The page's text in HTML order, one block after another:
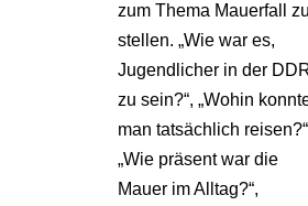
zum Thema Mauerfall zu
stellen. „Wie war es,
Jugendlicher in der
zu sein?“, „Wohin
man tatsächlich
„Wie präsent war die
Mauer im Alltag?“,